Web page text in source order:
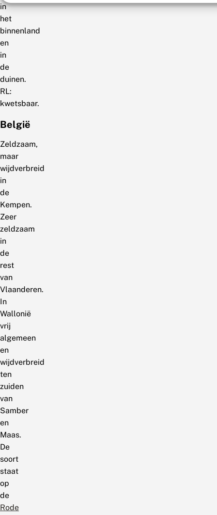
in
het
binnenland
en
in
de
duinen.
RL:
kwetsbaar.
België
Zeldzaam,
maar
wijdverbreid
in
de
Kempen.
Zeer
zeldzaam
in
de
rest
van
Vlaanderen.
In
Wallonië
vrij
algemeen
en
wijdverbreid
ten
zuiden
van
Samber
en
Maas.
De
soort
staat
op
de
Rode